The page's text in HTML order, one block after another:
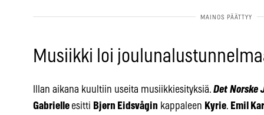
Musiikki loi
Illan aikana kuultiin useita musiikkiesityksiä. Det Norske
Gabrielle esitti Bjørn Eidsvågin kappaleen Kyrie. Emil